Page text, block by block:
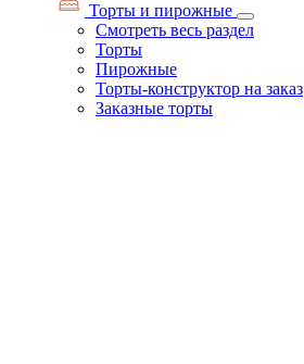
Торты и пирожные
Смотреть весь раздел
Торты
Пирожные
Торты-конструктор на заказ
Заказные торты